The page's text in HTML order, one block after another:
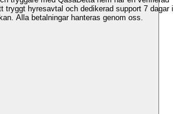
tryggt hyresavtal och dedikerad support 7 dagar i
Alla betalningar hanteras genom oss.